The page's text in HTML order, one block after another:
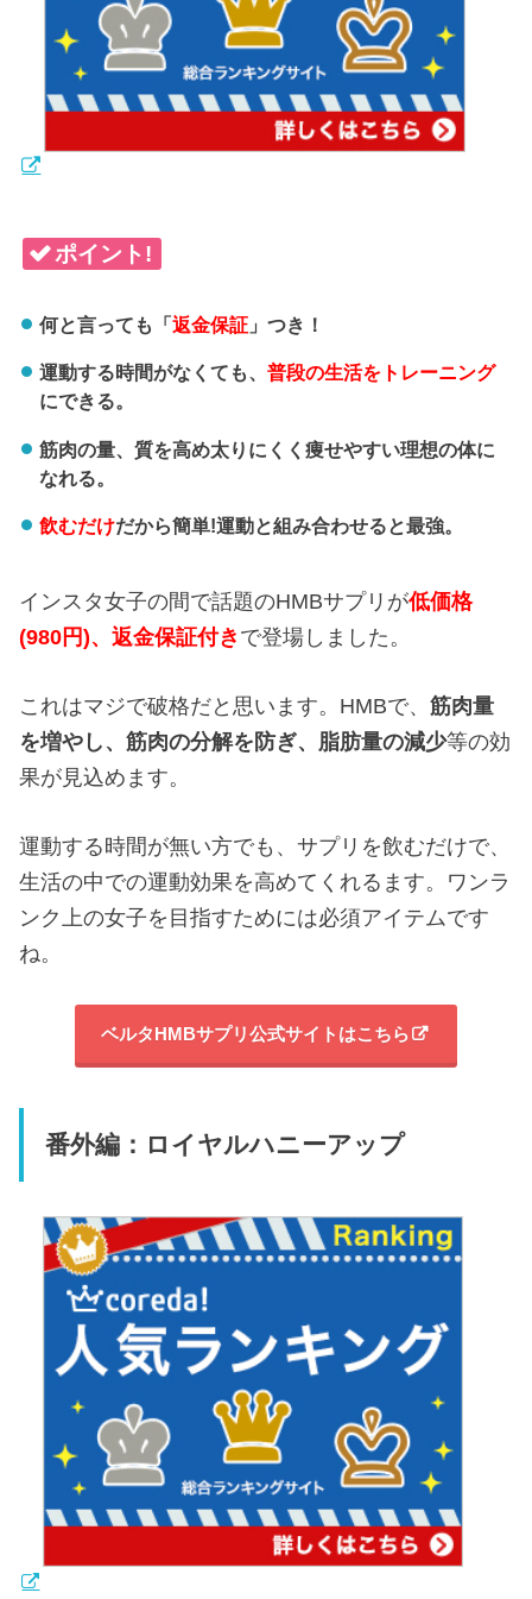
ポイント!
何と言っても「返金保証」つき！
運動する時間がなくても、 普段の生活をトレーニング
にできる。
筋肉の量、質を高め太りにくく痩せやすい理想の体に
なれる。
飲むだけだから簡単!運動と組み合わせると最強。
インスタ女子の間で話題のHMBサプリが低価格
(980円)、返金保証付き で登場しました。
これはマジで破格だと思います。HMBで、筋肉量
を増やし、筋肉の分解を防ぎ、 脂肪量の減少等の効
果が見込めます。
運動する時間が無い方でも、サプリを飲むだけで、
生活の中での運動効果を高めてくれるます。ワンラ
ンク上の女子を目指すためには必須アイテムです
ね。
ベルタHMBサプリ公式サイトはこちら
番外編：ロイヤルハニーアップ